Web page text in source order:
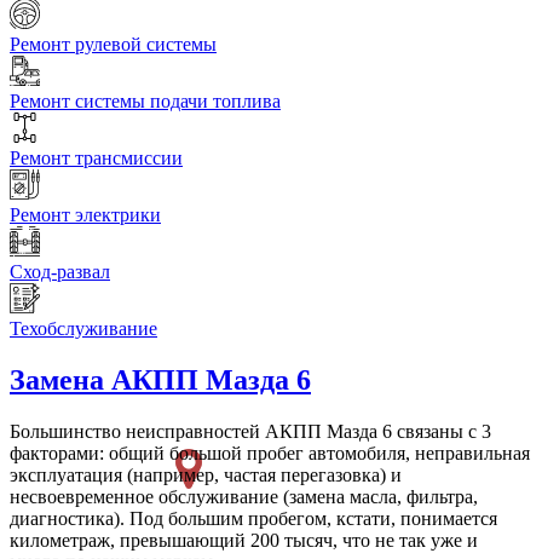
Ремонт рулевой системы
Ремонт системы подачи топлива
Ремонт трансмиссии
Ремонт электрики
Сход-развал
Техобслуживание
Замена АКПП Мазда 6
Большинство неисправностей АКПП Мазда 6 связаны с 3
факторами: общий большой пробег автомобиля, неправильная
эксплуатация (например, частая перегазовка) и
несвоевременное обслуживание (замена масла, фильтра,
диагностика). Под большим пробегом, кстати, понимается
километраж, превышающий 200 тысяч, что не так уже и